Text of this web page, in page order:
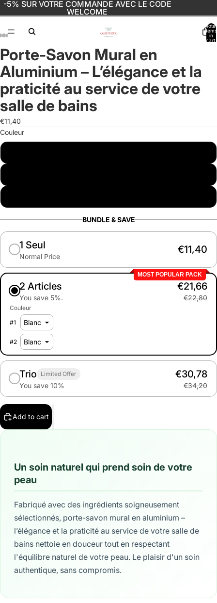
-5% SUR VOTRE COMMANDE AVEC LE CODE
WELCOME
Total
items
in
cart:
Open
image
in
screen
Open
image
in
screen
Open
image
in
screen
Open
image
in
screen
Open
image
in
screen
Open
image
in
screen
Open
image
in
screen
Porte-Savon Mural en
Aluminium – L’élégance et la
praticité au service de votre
salle de bains
€11,40
Couleur
BUNDLE & SAVE
1 Seul
Normal Price
€11,40
MOST POPULAR PACK
2 Articles
You save 5%.
€21,66
€22,80
Couleur
#1
#2
Trio Limited Offer
You save 10%
€30,78
€34,20
Add to cart
Un soin naturel qui prend soin de votre
peau
Fabriqué avec des ingrédients soigneusement
sélectionnés, porte-savon mural en aluminium –
l’élégance et la praticité au service de votre salle de
bains nettoie en douceur tout en respectant
l'équilibre naturel de votre peau. Le plaisir d'un soin
authentique, sans compromis.